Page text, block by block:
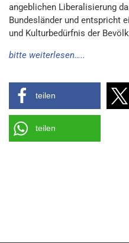
angeblichen Liberalisierung
Bundesländer und entspricht
und Kulturbedürfnis der
bitte weiterlesen…..
teilen
teilen